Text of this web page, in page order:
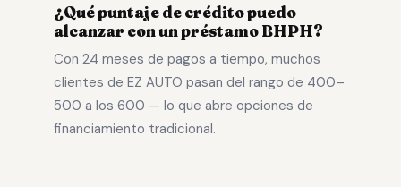
¿Qué puntaje de crédito puedo
alcanzar con un préstamo BHPH?
Con 24 meses de pagos a tiempo, muchos
clientes de EZ AUTO pasan del rango de 400–
500 a los 600 — lo que abre opciones de
financiamiento tradicional.